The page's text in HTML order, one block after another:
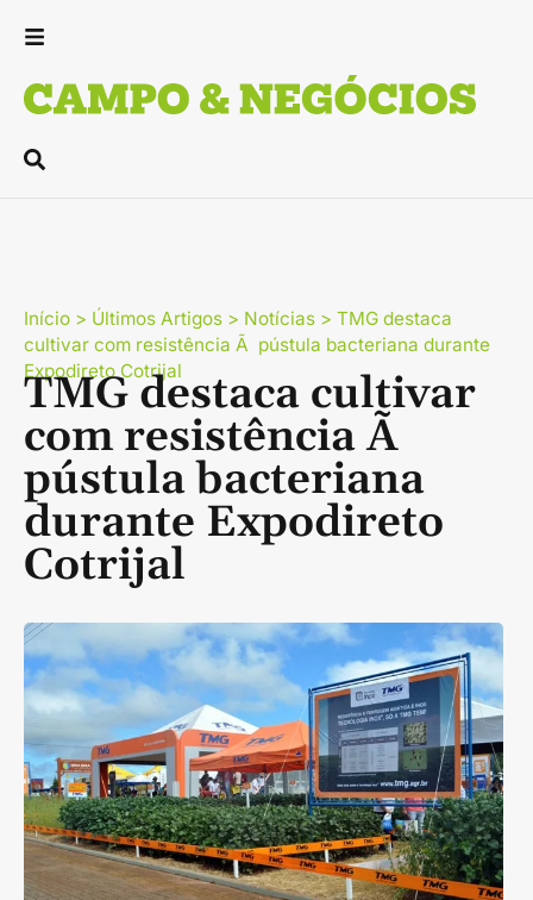
Início > Últimos Artigos > Notícias > TMG destaca
cultivar com resistência Ã pústula bacteriana durante
Expodireto Cotrijal
TMG destaca cultivar
com resistência Ã
pústula bacteriana
durante Expodireto
Cotrijal